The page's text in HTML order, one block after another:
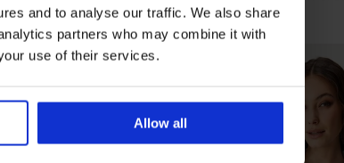
and to analyse our traffic. We also share
partners who may combine it with
use of their services.
Allow all
Sleva
1 075 KčPůvodní cena
2 149 Kč
LIMITED